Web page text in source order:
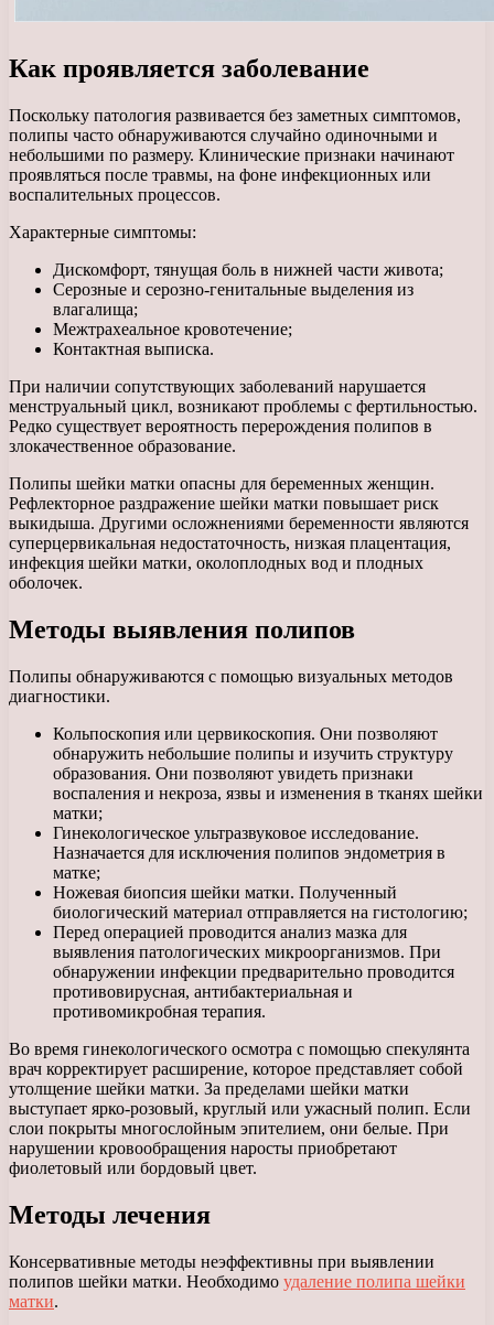
Как проявляется заболевание
Поскольку патология развивается без заметных симптомов,
полипы часто обнаруживаются случайно одиночными и
небольшими по размеру. Клинические признаки начинают
проявляться после травмы, на фоне инфекционных или
воспалительных процессов.
Характерные симптомы:
Дискомфорт, тянущая боль в нижней части живота;
Серозные и серозно-генитальные выделения из
влагалища;
Межтрахеальное кровотечение;
Контактная выписка.
При наличии сопутствующих заболеваний нарушается
менструальный цикл, возникают проблемы с фертильностью.
Редко существует вероятность перерождения полипов в
злокачественное образование.
Полипы шейки матки опасны для беременных женщин.
Рефлекторное раздражение шейки матки повышает риск
выкидыша. Другими осложнениями беременности являются
суперцервикальная недостаточность, низкая плацентация,
инфекция шейки матки, околоплодных вод и плодных
оболочек.
Методы выявления полипов
Полипы обнаруживаются с помощью визуальных методов
диагностики.
Кольпоскопия или цервикоскопия. Они позволяют
обнаружить небольшие полипы и изучить структуру
образования. Они позволяют увидеть признаки
воспаления и некроза, язвы и изменения в тканях шейки
матки;
Гинекологическое ультразвуковое исследование.
Назначается для исключения полипов эндометрия в
матке;
Ножевая биопсия шейки матки. Полученный
биологический материал отправляется на гистологию;
Перед операцией проводится анализ мазка для
выявления патологических микроорганизмов. При
обнаружении инфекции предварительно проводится
противовирусная, антибактериальная и
противомикробная терапия.
Во время гинекологического осмотра с помощью спекулянта
врач корректирует расширение, которое представляет собой
утолщение шейки матки. За пределами шейки матки
выступает ярко-розовый, круглый или ужасный полип. Если
слои покрыты многослойным эпителием, они белые. При
нарушении кровообращения наросты приобретают
фиолетовый или бордовый цвет.
Методы лечения
Консервативные методы неэффективны при выявлении
полипов шейки матки. Необходимо удаление полипа шейки
матки.